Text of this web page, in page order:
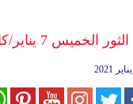
يناير/كانون الثاني 2021